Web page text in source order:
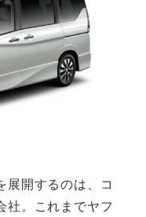
展開するのは、コ
社。これまでヤフ